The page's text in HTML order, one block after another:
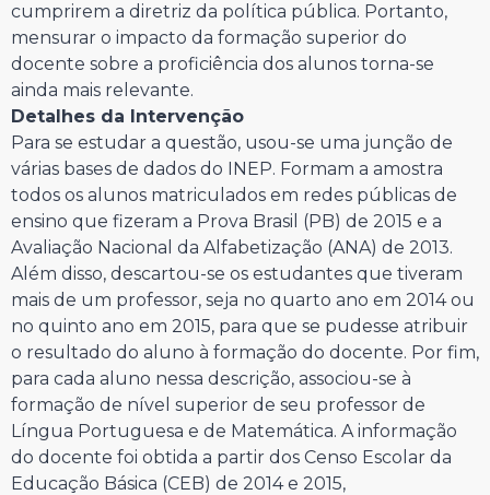
cumprirem a diretriz da política pública. Portanto,
mensurar o impacto da formação superior do
docente sobre a proficiência dos alunos torna-se
ainda mais relevante.
Detalhes da Intervenção
Para se estudar a questão, usou-se uma junção de
várias bases de dados do INEP. Formam a amostra
todos os alunos matriculados em redes públicas de
ensino que fizeram a Prova Brasil (PB) de 2015 e a
Avaliação Nacional da Alfabetização (ANA) de 2013.
Além disso, descartou-se os estudantes que tiveram
mais de um professor, seja no quarto ano em 2014 ou
no quinto ano em 2015, para que se pudesse atribuir
o resultado do aluno à formação do docente. Por fim,
para cada aluno nessa descrição, associou-se à
formação de nível superior de seu professor de
Língua Portuguesa e de Matemática. A informação
do docente foi obtida a partir dos Censo Escolar da
Educação Básica (CEB) de 2014 e 2015,